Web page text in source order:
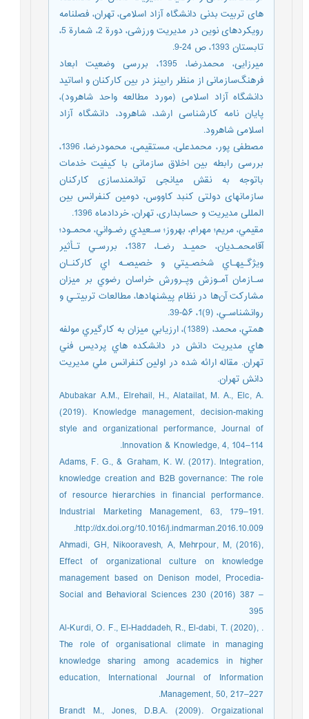
های تربیت بدنی دانشگاه آزاد اسلامی، تهران، فصلنامه
رویکردهای نوین در مدیریت ورزشی، دورة 2، شمارة 5،
تابستان 1393، ص 24-9.
میرزایی، محمدرضا، 1395، بررسی وضعيت ابعاد
فرهنگ‌سازمانی از منظر رابينز در بين کارکنان و اساتيد
دانشگاه آزاد اسلامی (مورد مطالعه واحد شاهرود)،
پایان نامه کارشناسی ارشد، شاهرود، دانشگاه آزاد
اسلامی شاهرود.
مصطفی پور، محمدعلی، مستقیمی، محمودرضا، 1396،
بررسی رابطه بین اخلاق سازمانی با کیفیت خدمات
باتوجه به نقش میانجی توانمندسازی کارکنان
سازمانهای دولتی کنبد کاووس، دومین کنفرانس بین
المللی مدیریت و حسابداری، تهران، خردادماه 1396.
مقيمي، مريم؛ مهرام، بهروز؛ سـعيدي رضـواني، محمـود؛
آقامحمـديان، حميـد رضـا، 1387، بررسـي تـأثير
ويژگـيهـاي شخصـيتي و خصيصـه اي كاركنـان
سـازمان آمـوزش وپـرورش خراسان رضوي بر ميزان
مشاركت آن‌ها در نظام پيشنهادها، مطالعات تربيتـي و
روانشناسـي، (9)1، ۵۶-39.
همتي، محمد، (1389)، ارزيابي ميزان به كارگيري مولفه
هاي مديريت دانش در دانشكده هاي پرديس فني
تهران. مقاله ارائه شده در اولين كنفرانس ملي مديريت
دانش تهران.
Abubakar A.M., Elrehail, H., Alatailat, M. A., Elc, A.
(2019). Knowledge management, decision-making
style and organizational performance, Journal of
Innovation & Knowledge, 4, 104–114.
Adams, F. G., & Graham, K. W. (2017). Integration,
knowledge creation and B2B governance: The role
of resource hierarchies in financial performance.
Industrial Marketing Management, 63, 179–191.
http://dx.doi.org/10.1016/j.indmarman.2016.10.009.
Ahmadi, GH, Nikooravesh, A, Mehrpour, M, (2016),
Effect of organizational culture on knowledge
management based on Denison model, Procedia-
Social and Behavioral Sciences 230 (2016) 387 –
395
. Al-Kurdi, O. F., El-Haddadeh, R., El-dabi, T. (2020),
The role of organisational climate in managing
knowledge sharing among academics in higher
education, International Journal of Information
Management, 50, 217–227.
Brandt M., Jones, D.B.A. (2009). Orgaizational